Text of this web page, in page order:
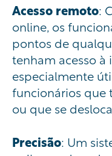
Acessoremoto:
online, os
pontos de
tenham acesso à
especialmente
funcionários
ou que se
Precisão: Um